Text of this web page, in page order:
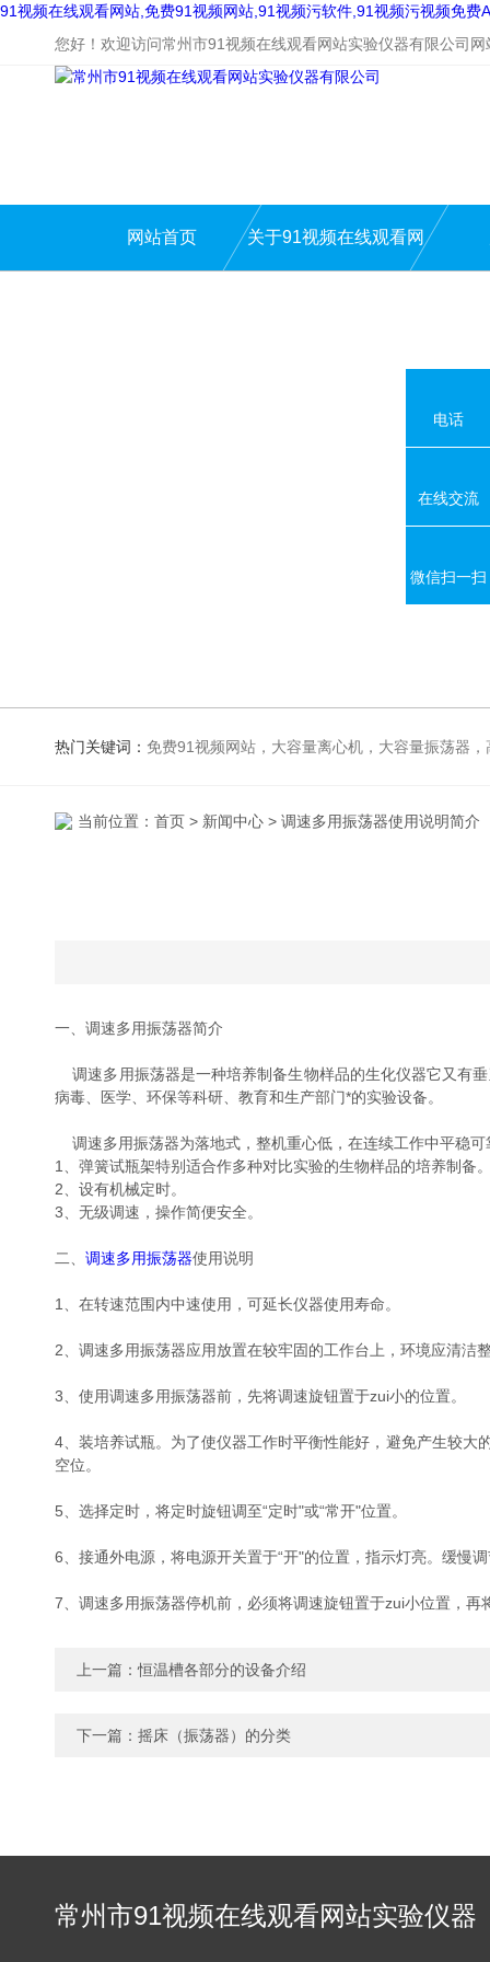
91视频在线观看网站,免费91视频网站,91视频污软件,91视频污视频免费
您好！欢迎访问常州市91视频在线观看网站实验仪器有限公司网
网站首页 关于91视频在线观看网
热门关键词： 免费91视频网站，大容量离心机，大容量振荡器，高速冷冻离心机，生化、光照、振荡培养箱，磁力搅拌器，
当前位置： 首页 > 新闻中心 > 调速多用振荡器使用说明简介
一、调速多用振荡器简介
调速多用振荡器是一种培养制备生物样品的生化仪器它又有
病毒、医学、环保等科研、教育和生产部门*的实验设备。
调速多用振荡器为落地式，整机重心低，在连续工作中平稳可
1、弹簧试瓶架特别适合作多种对比实验的生物样品的培养制备
2、设有机械定时。
3、无级调速，操作简便安全。
二、 调速多用振荡器使用说明
1、在转速范围内中速使用，可延长仪器使用寿命。
2、调速多用振荡器应用放置在较牢固的工作台上，环境应清洁
3、使用调速多用振荡器前，先将调速旋钮置于zui小的位置。
4、装培养试瓶。为了使仪器工作时平衡性能好，避免产生较
空位。
5、选择定时，将定时旋钮调至“定时"或“常开"位置。
6、接通外电源，将电源开关置于“开"的位置，指示灯亮。缓慢
7、调速多用振荡器停机前，必须将调速旋钮置于zui小位置，再
上一篇：恒温槽各部分的设备介绍
下一篇： 摇床（振荡器）的分类
常州市91视频在线观看网站实验仪器
电话
在线交流
微信扫一扫